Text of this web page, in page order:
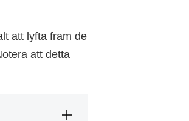
att lyfta fram de
att detta